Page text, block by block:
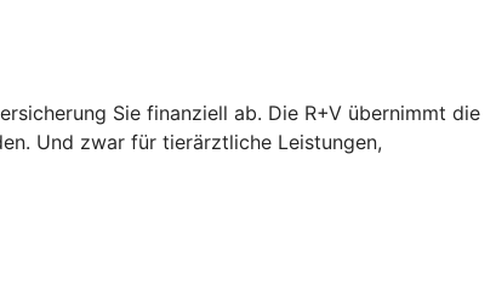
Sie finanziell ab. Die R+V übernimmt die
Und zwar für tierärztliche Leistungen,